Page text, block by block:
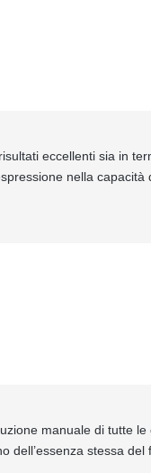
eccellenti sia in
nella capacità
manuale di tutte
dell’essenza stessa